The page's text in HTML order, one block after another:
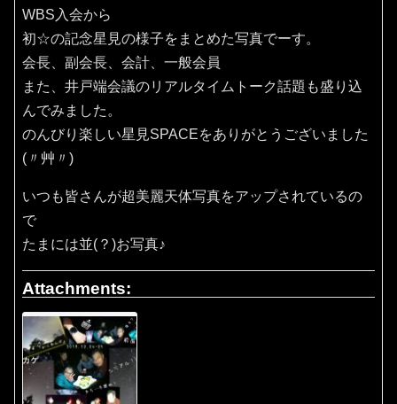
WBS入会から
初☆の記念星見の様子をまとめた写真でーす。
会長、副会長、会計、一般会員
また、井戸端会議のリアルタイムトーク話題も盛り込
んでみました。
のんびり楽しい星見SPACEをありがとうございました
(〃艸〃)
いつも皆さんが超美麗天体写真をアップされているの
で
たまには並(？)お写真♪
Attachments: